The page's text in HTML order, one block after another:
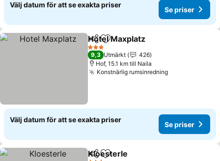
Välj datum för att se exakta priser
Se priser
Dela Lägg till i Mina Favoriter
Hotel Maxplatz
3 Stjärnor
9,3 Utmärkt
426
Hof, 15.1 km till Naila
Konstnärlig rumsinredning
Välj datum för att se exakta priser
Se priser
Dela Lägg till i Mina Favoriter
Kloesterle